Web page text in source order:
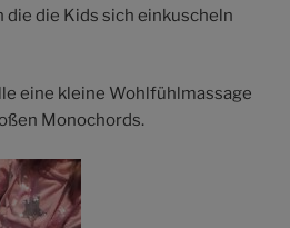
die die Kids sich einkuscheln
eine kleine Wohlfühlmassage
Monochords.